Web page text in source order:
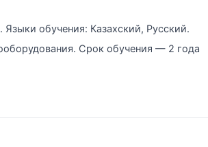
обучения: Казахский, Русский.
Срок обучения — 2 года